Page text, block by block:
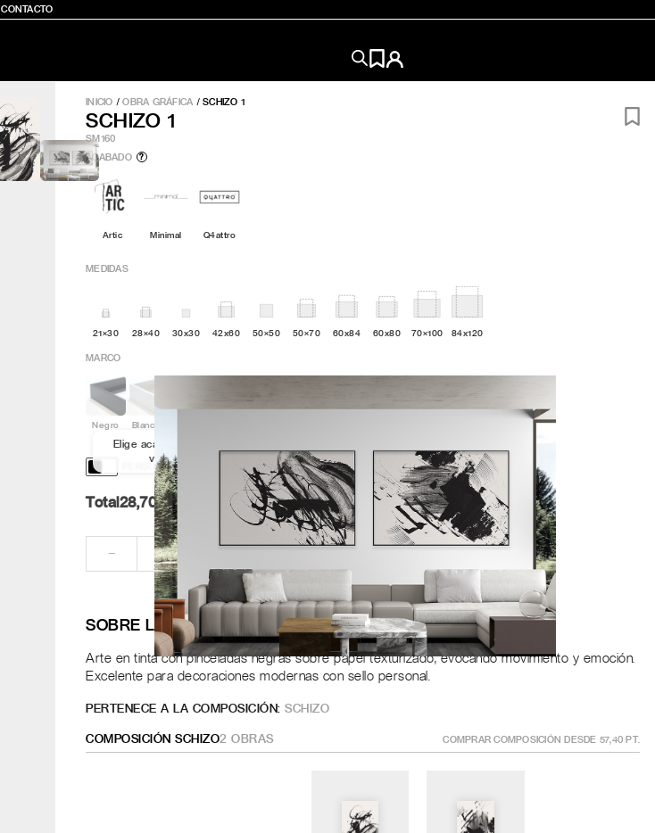
CONTACTO
INICIO /OBRA GRÁFICA / SCHIZO 1
SCHIZO 1
SM160
ACABADO
?
Artic Minimal Q4attro
MEDIDAS
21×30 28×40 30x30 42x60 50×50 50×70 60x84 60x80 70×100 84x120
PERSONALIZACIÓN Y DISEÑO ?
MARCO
Negro Blanco
Elige acabado y medida para
ver los marcos
Total28,70Pt.
−
REGÍSTRATE PARA AÑADIR AL CARRITO
SOBRE LA OBRA
Arte en tinta con pinceladas negras sobre papel texturizado, evocando movimiento y emoción.
Excelente para decoraciones modernas con sello personal.
PERTENECE A LA COMPOSICIÓN: SCHIZO
COMPOSICIÓN SCHIZO2 OBRAS COMPRAR COMPOSICIÓN DESDE 57,40 PT.